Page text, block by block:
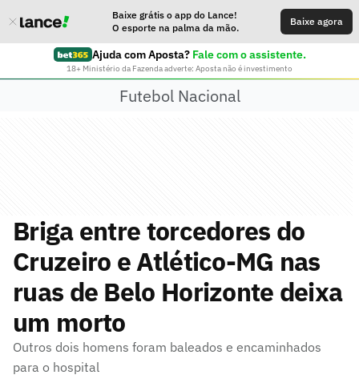
Baixe grátis o app do Lance!
O esporte na palma da mão.
Baixe agora
Ajuda com Aposta? Fale com o assistente.
18+ Ministério da Fazenda adverte: Aposta não é investimento
Futebol Nacional
Briga entre torcedores do
Cruzeiro e Atlético-MG nas
ruas de Belo Horizonte deixa
um morto
Outros dois homens foram baleados e encaminhados
para o hospital